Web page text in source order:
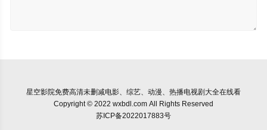
星空影院免费高清未删减电影、综艺、动漫、热播电视剧大全在线看
Copyright © 2022 wxbdl.com All Rights Reserved
苏ICP备2022017883号